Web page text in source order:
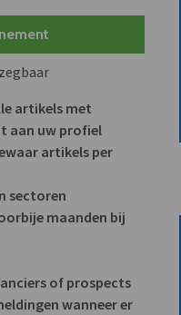
artikels met
aan uw profiel
artikels per
sectoren
maanden bij
of prospects
wanneer er